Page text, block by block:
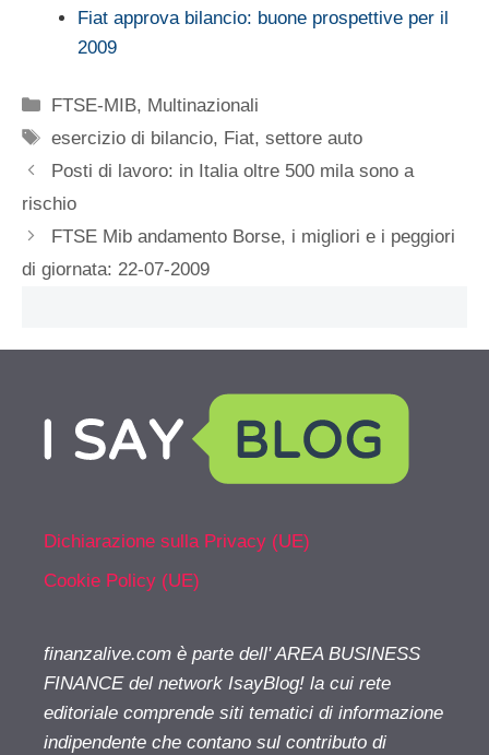
Fiat approva bilancio: buone prospettive per il
2009
Categorie
FTSE-MIB, Multinazionali
Tag
esercizio di bilancio, Fiat,settore auto
Posti di lavoro: in Italia oltre 500 mila sono a
rischio
FTSE Mib andamento Borse, i migliori e i peggiori
di giornata: 22-07-2009
Dichiarazione sulla Privacy (UE)
Cookie Policy (UE)
finanzalive.com è parte dell' AREA BUSINESS
FINANCE del network IsayBlog! la cui rete
editoriale comprende siti tematici di informazione
indipendente che contano sul contributo di